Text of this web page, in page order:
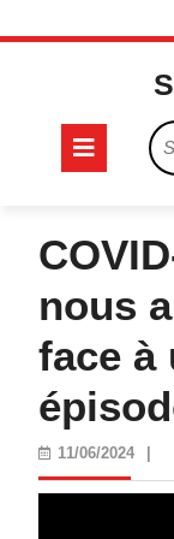
Skip
for:
nous
face à
11/06/202411/06/